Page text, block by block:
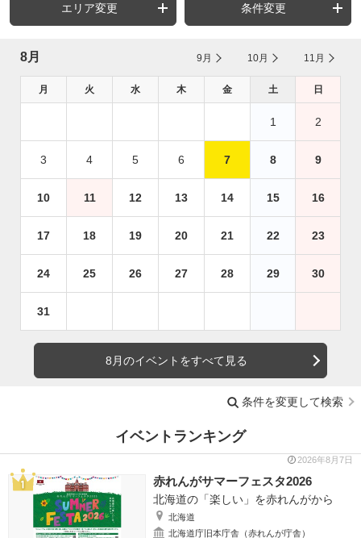
エリア変更 条件変更
8月 9月 10月 11月
月 火 水 木 金 土 日
1 2
3 4 5 6 7 8 9
10 11 12 13 14 15 16
17 18 19 20 21 22 23
24 25 26 27 28 29 30
31
8月のイベントをすべて見る
条件を変更して検索
イベントランキング
2026年8月7日
赤れんがサマーフェスタ2026
北海道の「楽しい」を赤れんがから
北海道
北海道庁旧本庁舎（赤れんが庁舎）